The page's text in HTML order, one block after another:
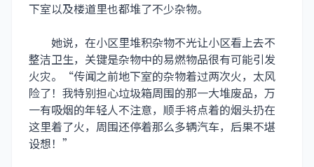
下室以及楼道里也都堆了不少杂物。
她说，在小区里堆积杂物不光让小区看上去不
整洁卫生，关键是杂物中的易燃物品很有可能引发
火灾。“传闻之前地下室的杂物着过两次火，太风
险了！我特别担心垃圾箱周围的那一大堆废品，万
一有吸烟的年轻人不注意，顺手将点着的烟头扔在
这里着了火，周围还停着那么多辆汽车，后果不堪
设想！”